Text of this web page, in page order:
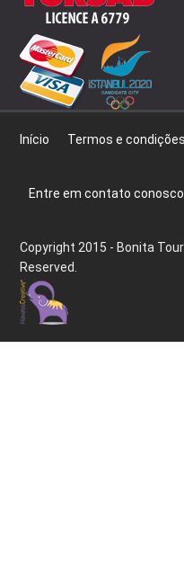
Início Termos e condições
Entre em contato conosco
Copyright 2015 - Bonita
Reserved.